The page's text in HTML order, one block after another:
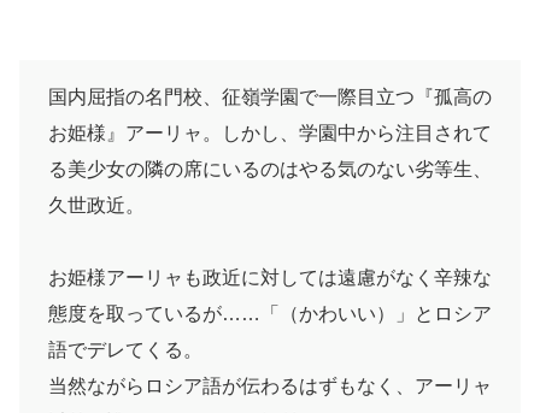
国内屈指の名門校、征嶺学園で一際目立つ『孤高の
お姫様』アーリャ。しかし、学園中から注目されて
る美少女の隣の席にいるのはやる気のない劣等生、
久世政近。
お姫様アーリャも政近に対しては遠慮がなく辛辣な
態度を取っているが……「（かわいい）」とロシア
語でデレてくる。
当然ながらロシア語が伝わるはずもなく、アーリャ